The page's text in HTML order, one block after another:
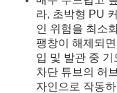
라, 초박형 PU
인 위험을 최소
팽창이 해제되
입 및 발관 중
차단 튜브의 허
자인으로 작동